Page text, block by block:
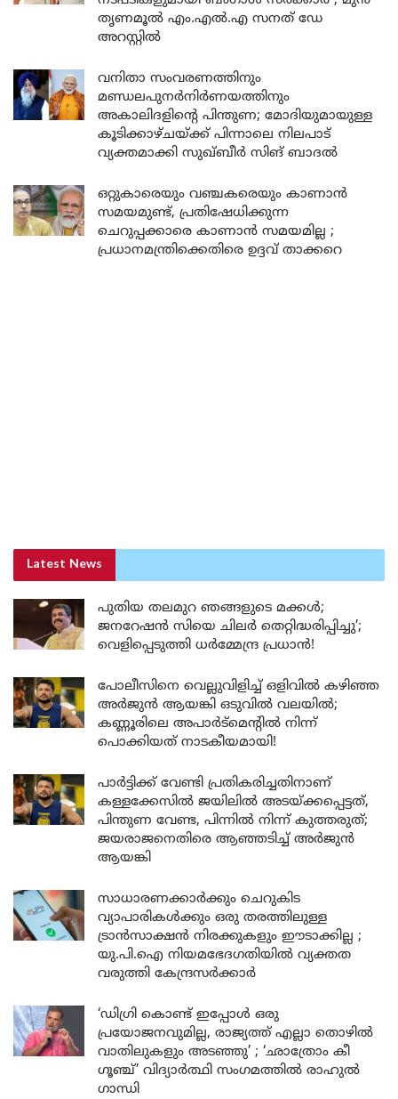
തൃണമൂൽ എം.എൽ.എ സനത് ഡേ
അറസ്റ്റിൽ
വനിതാ സംവരണത്തിനും
മണ്ഡലപുനർനിർണയത്തിനും
അകാലിദളിന്റെ പിന്തുണ; മോദിയുമായുള്ള
കൂടിക്കാഴ്ചയ്ക്ക് പിന്നാലെ നിലപാട്
വ്യക്തമാക്കി സുഖ്ബീർ സിങ് ബാദൽ
ഒറ്റുകാരെയും വഞ്ചകരെയും കാണാൻ
സമയമുണ്ട്, പ്രതിഷേധിക്കുന്ന
ചെറുപ്പക്കാരെ കാണാൻ സമയമില്ല ;
പ്രധാനമന്ത്രിക്കെതിരെ ഉദ്ദവ് താക്കറെ
Latest News
പുതിയ തലമുറ ഞങ്ങളുടെ മക്കൾ;
ജനറേഷൻ സിയെ ചിലർ തെറ്റിദ്ധരിപ്പിച്ചു’;
വെളിപ്പെടുത്തി ധർമ്മേന്ദ്ര പ്രധാൻ!
പോലീസിനെ വെല്ലുവിളിച്ച് ഒളിവിൽ കഴിഞ്ഞ
അർജുൻ ആയങ്കി ഒടുവിൽ വലയിൽ;
കണ്ണൂരിലെ അപാർട്മെന്റിൽ നിന്ന്
പൊക്കിയത് നാടകീയമായി!
പാർട്ടിക്ക് വേണ്ടി പ്രതികരിച്ചതിനാണ്
കള്ളക്കേസിൽ ജയിലിൽ അടയ്ക്കപ്പെട്ടത്,
പിന്തുണ വേണ്ട, പിന്നിൽ നിന്ന് കുത്തരുത്;
ജയരാജനെതിരെ ആഞ്ഞടിച്ച് അർജുൻ
ആയങ്കി
സാധാരണക്കാർക്കും ചെറുകിട
വ്യാപാരികൾക്കും ഒരു തരത്തിലുള്ള
ട്രാൻസാക്ഷൻ നിരക്കുകളും ഈടാക്കില്ല ;
യു.പി.ഐ നിയമഭേദഗതിയിൽ വ്യക്തത
വരുത്തി കേന്ദ്രസർക്കാർ
‘ഡിഗ്രി കൊണ്ട് ഇപ്പോൾ ഒരു
പ്രയോജനവുമില്ല, രാജ്യത്ത് എല്ലാ തൊഴിൽ
വാതിലുകളും അടഞ്ഞു’ ; ‘ഛാത്രോം കീ
ഗൂഞ്ച്’ വിദ്യാർത്ഥി സംഗമത്തിൽ രാഹുൽ
ഗാന്ധി